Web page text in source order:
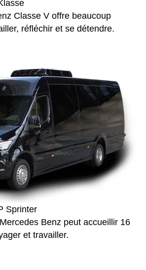
Classe V offre beaucoup
réfléchir et se détendre.
Sprinter
Benz peut accueillir 16
et travailler.